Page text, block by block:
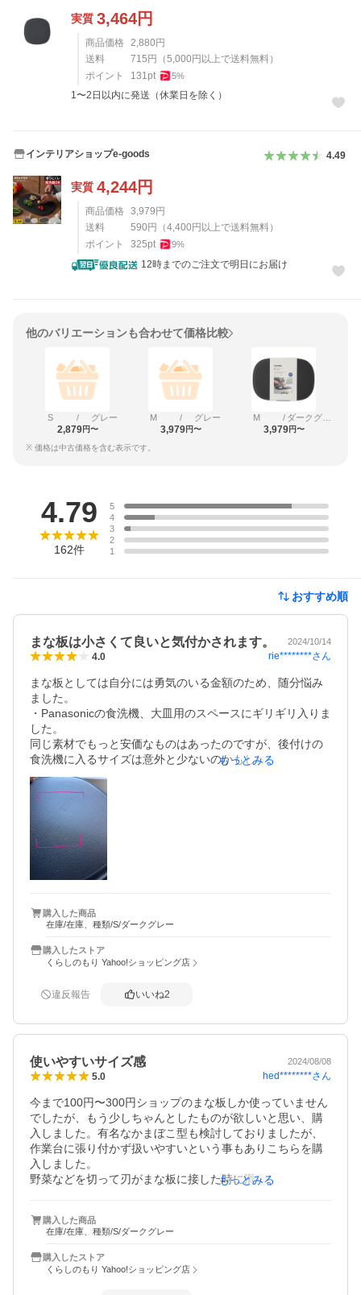
実質 3,464円
商品価格 2,880 円
送料
715 円 （5,000 円以上で送料無料）
ポイント
131pt 5%
1〜2日以内に発送（休業日を除く）
インテリアショップe-goods 4.49
実質 4,244円
商品価格 3,979 円
送料
590 円 （4,400 円以上で送料無料）
ポイント
325pt 9%
12時までのご注文で明日にお届け
他のバリエーションも合わせて価格比較
S / グレー
2,879円〜
M / グレー
3,979円〜
M / ダークグレー
3,979円〜
※ 価格は中古価格を含む表示です。
4.79
162件
5
4
3
2
1
おすすめ順
まな板は小さくて良いと気付かされます。 2024/10/14
4.0 rie********さん
まな板としては自分には勇気のいる金額のため、随分悩み
ました。
・Panasonicの食洗機、大皿用のスペースにギリギリ入りま
した。
同じ素材でもっと安価なものはあったのですが、後付けの
食洗機に入るサイズは意外と少ないのかもしれません。し
かし、奥まで押し込まないと蓋が閉まらないので別の大皿
と一緒に入れるのはキツいです。食洗機に入るか否かを重
・傷は付きます。
一回柿を切るのに使ったらソッコーで刃物の傷は付きまし
た。商品説明には傷が付きにくいとありますが、傷が付か
ないとは書いていません。下調べを入念にYouTubeなど見
ると、カボチャを切っても傷付かないとか傷を元に戻そう
したが、魔法のまな板ではありません。以降、まな板シー
トを使うことにしました。
これまでまな板は長方形で洗うのも乾かすのも邪魔な存在
でしたが、1日1回食洗機に突っ込んで良いとして労力を計
もっとみる
購入した商品
在庫/在庫、種類/S/ダークグレー
購入したストア
くらしのもり Yahoo!ショッピング店
違反報告 いいね2
使いやすいサイズ感 2024/08/08
5.0 hed********さん
今まで100円〜300円ショップのまな板しか使っていません
でしたが、もう少しちゃんとしたものが欲しいと思い、購
入しました。有名なかまぼこ型も検討しておりましたが、
作業台に張り付かず扱いやすいという事もありこちらを購
入しました。
野菜などを切って刃がまな板に接した時に滑らずピタッと
さまり取り扱いもしやすいです。色もカッコよくて気に入
りました！
レビュー特典のプラたわしは出来れば濃いグレー希望です♪
もっとみる
購入した商品
在庫/在庫、種類/S/ダークグレー
購入したストア
くらしのもり Yahoo!ショッピング店